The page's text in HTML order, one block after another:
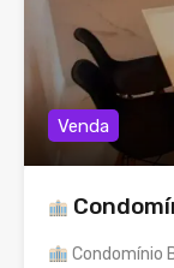
Venda
Condomínio